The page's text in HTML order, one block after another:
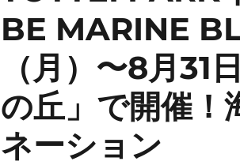
BE MARINE
（月）〜8月
の丘」で開催！
ネーション